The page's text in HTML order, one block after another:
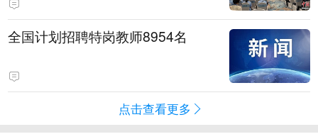
全国计划招聘特岗教师8954名
点击查看更多